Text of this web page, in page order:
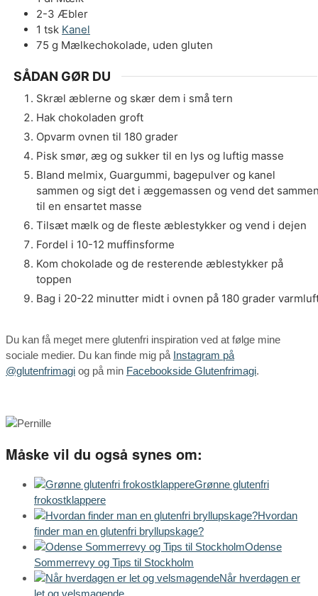
2-3 Æbler
1 tsk Kanel
75 g Mælkechokolade, uden gluten
SÅDAN GØR DU
Skræl æblerne og skær dem i små tern
Hak chokoladen groft
Opvarm ovnen til 180 grader
Pisk smør, æg og sukker til en lys og luftig masse
Bland melmix, Guargummi, bagepulver og kanel
sammen og sigt det i æggemassen og vend det
til en ensartet masse
Tilsæt mælk og de fleste æblestykker og vend i dejen
Fordel i 10-12 muffinsforme
Kom chokolade og de resterende æblestykker på
toppen
Bag i 20-22 minutter midt i ovnen på 180 grader
Du kan få meget mere glutenfri inspiration ved at følge mine
sociale medier. Du kan finde mig på Instagram på
@glutenfrimagi og på min Facebookside Glutenfrimagi.
Måske vil du også synes om:
Grønne glutenfri
frokostklappere
Hvordan
finder man en glutenfri bryllupskage?
Odense
Sommerrevy og Tips til Stockholm
Når hverdagen er